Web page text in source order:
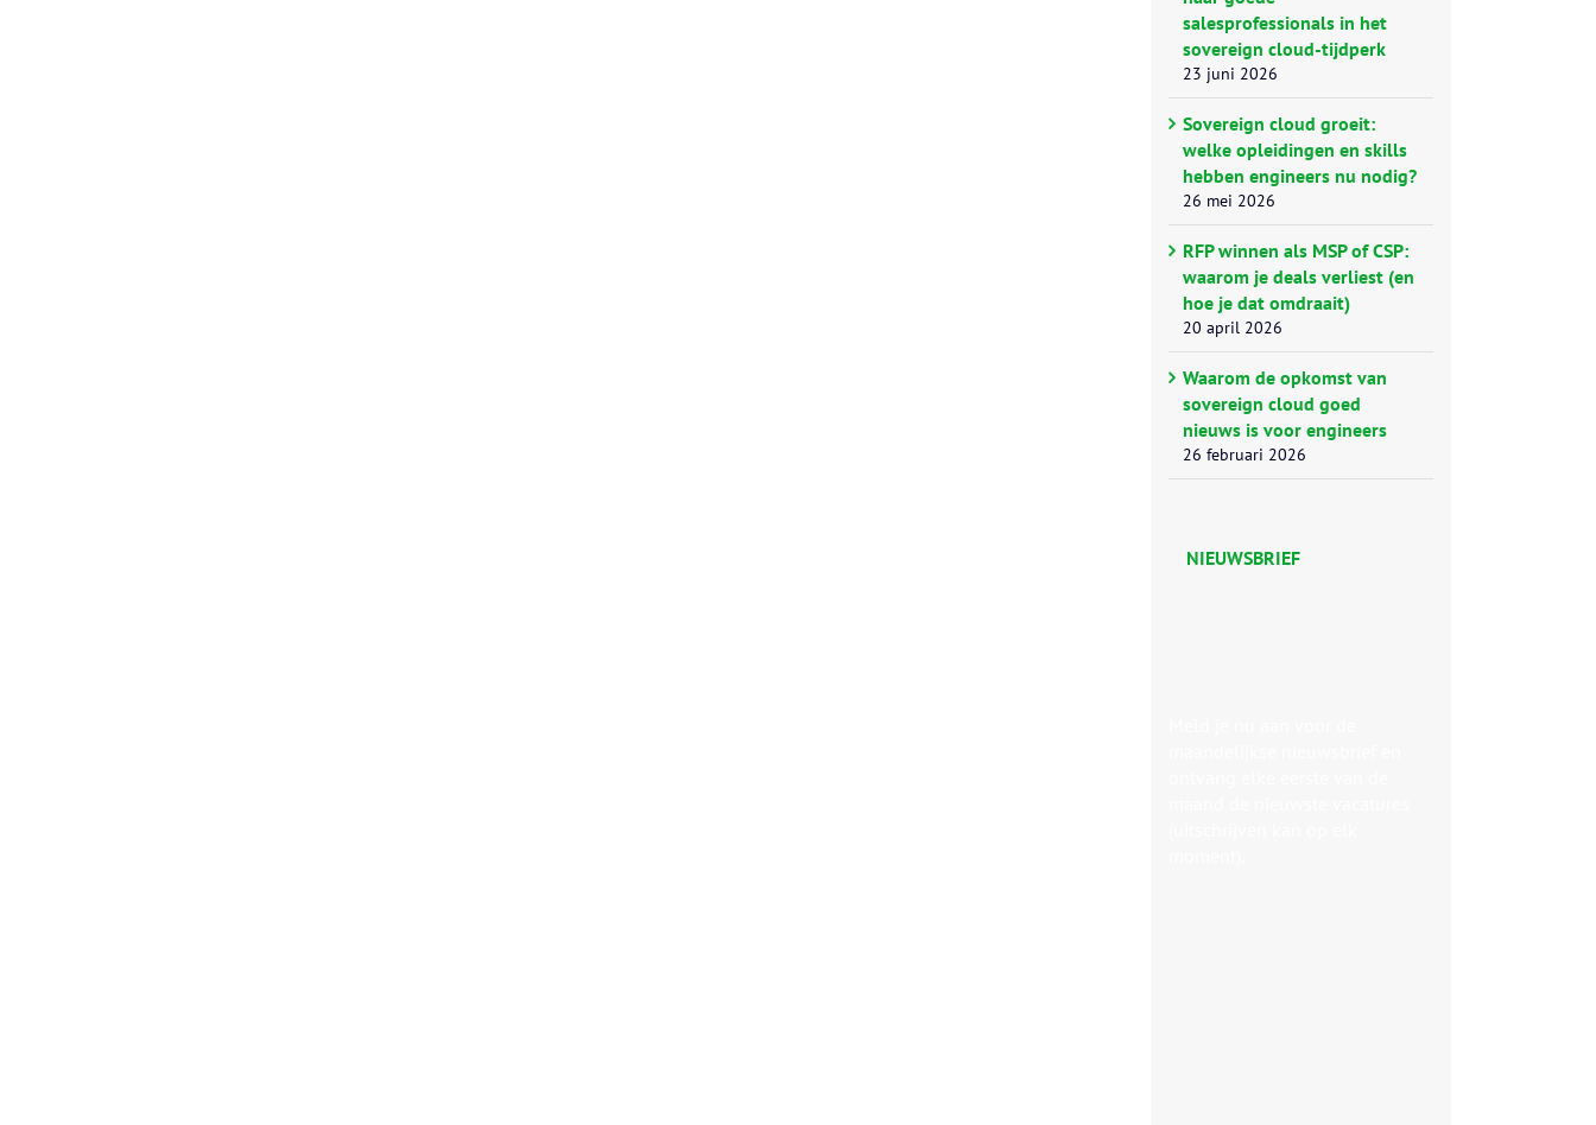
salesprofessionals in het
sovereign cloud-tijdperk
23 juni 2026
Sovereign cloud groeit:
welke opleidingen en skills
hebben engineers nu nodig?
26 mei 2026
RFP winnen als MSP of CSP:
waarom je deals verliest (en
hoe je dat omdraait)
20 april 2026
Waarom de opkomst van
sovereign cloud goed
nieuws is voor engineers
26 februari 2026
NIEUWSBRIEF